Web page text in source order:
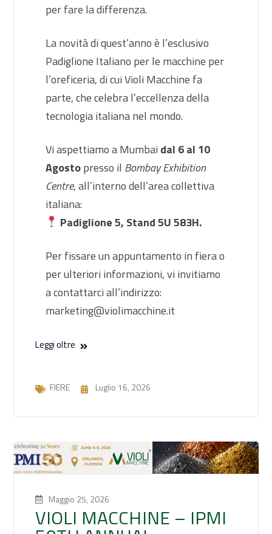
per fare la differenza.
La novità di quest’anno è l’esclusivo
Padiglione Italiano per le macchine per
l’oreficeria, di cui Violi Macchine fa
parte, che celebra l’eccellenza della
tecnologia italiana nel mondo.
Vi aspettiamo a Mumbai dal 6 al 10
Agostopresso il Bombay Exhibition
Centre, all’interno dell’area collettiva
italiana:
Padiglione 5, Stand 5U 583H.
Per fissare un appuntamento in fiera o
per ulteriori informazioni, vi invitiamo
a contattarci all’indirizzo:
marketing@violimacchine.it
Leggi oltre
FIERE Luglio 16, 2026
Maggio 25, 2026
VIOLI MACCHINE – IPMI